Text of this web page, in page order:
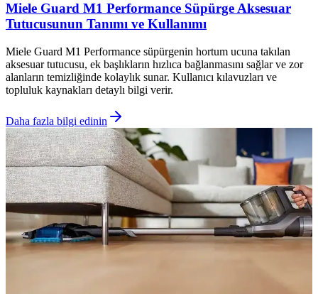
Miele Guard M1 Performance Süpürge Aksesuar
Tutucusunun Tanımı ve Kullanımı
Miele Guard M1 Performance süpürgenin hortum ucuna takılan
aksesuar tutucusu, ek başlıkların hızlıca bağlanmasını sağlar ve zor
alanların temizliğinde kolaylık sunar. Kullanıcı kılavuzları ve
topluluk kaynakları detaylı bilgi verir.
Daha fazla bilgi edinin